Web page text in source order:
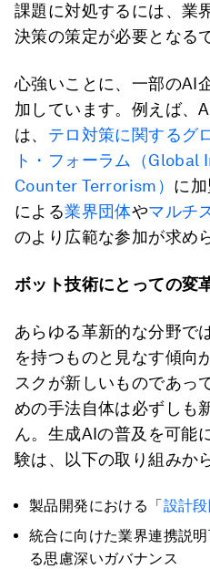
課題に対処するには、業
決策の策定が必要となる
心強いことに、一部のAI
加しています。例えば、
は、 テロ対策に関するグ
ト・フォーラム（
Counter Terrorism） に
による業界団体やマルチ
のより広範な参加が求め
ボット技術にとっての変
あらゆる革新的な分野で
を持つものと見なす傾向
スクが新しいものであっ
めの手法自体は必ずしも
ん。生成AIの普及を可能
験は、以下の取り組みか
製品開発における「設計
統合に向けた業界連携説
る思慮深いガバナンス